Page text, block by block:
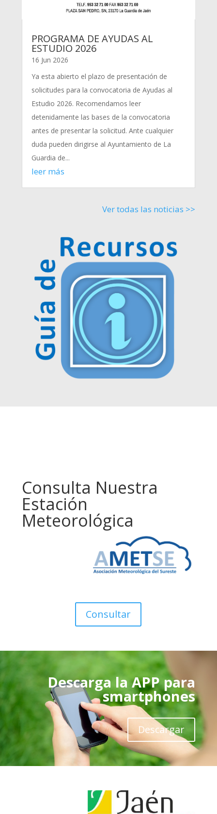
PROGRAMA DE AYUDAS AL
ESTUDIO 2026
16 Jun 2026
Ya esta abierto el plazo de presentación de
solicitudes para la convocatoria de Ayudas al
Estudio 2026. Recomendamos leer
detenidamente las bases de la convocatoria
antes de presentar la solicitud. Ante cualquier
duda pueden dirigirse al Ayuntamiento de La
Guardia de...
leer más
Ver todas las noticias >>
Consulta Nuestra
Estación
Meteorológica
Consultar
Descarga la APP para
smartphones
Descargar